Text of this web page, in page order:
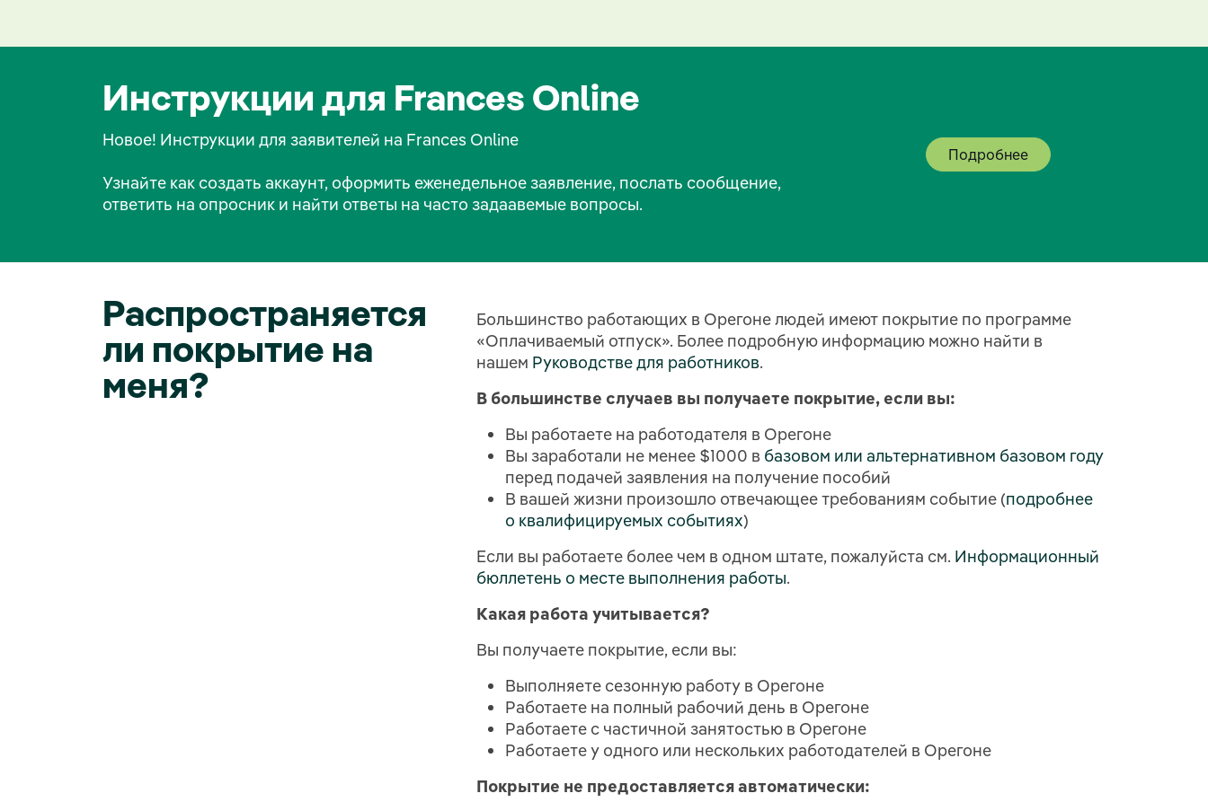
Инструкции для Frances Online
Новое! Инструкции для заявителей на Frances Online
Узнайте как создать аккаунт, оформить еженедельное заявление, послать сообщение,
ответить на опросник и найти ответы на часто задаавемые вопросы.
Подробнее
Распространяется
ли покрытие на
меня?
Большинство работающих в Орегоне людей имеют покрытие по программе
«Оплачиваемый отпуск». Более подробную информацию можно найти в
нашем Руководстве для работников.
В большинстве случаев вы получаете покрытие, если вы:
Вы работаете на работодателя в Орегоне
Вы заработали не менее $1000 в базовом или альтернативном базовом году
перед подачей заявления на получение пособий
В вашей жизни произошло отвечающее требованиям событие (подробнее
о квалифицируемых событиях)
Если вы работаете более чем в одном штате, пожалуйста см. Информационный
бюллетень о месте выполнения работы.
Какая работа учитывается?
Вы получаете покрытие, если вы:
Выполняете сезонную работу в Орегоне
Работаете на полный рабочий день в Орегоне
Работаете с частичной занятостью в Орегоне
Работаете у одного или нескольких работодателей в Орегоне
Покрытие не предоставляется автоматически: